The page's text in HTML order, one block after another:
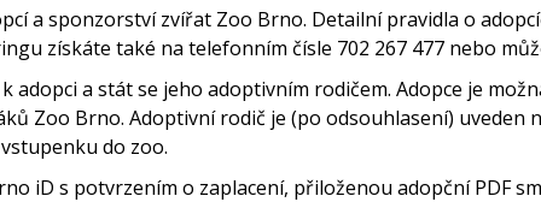
a sponzorství zvířat Zoo Brno. Detailní pravidla o
získáte také na telefonním čísle 702 267 477 nebo
a stát se jeho adoptivním rodičem. Adopce je
Zoo Brno. Adoptivní rodič je (po odsouhlasení) uveden
do zoo.
iD s potvrzením o zaplacení, přiloženou adopční PDF